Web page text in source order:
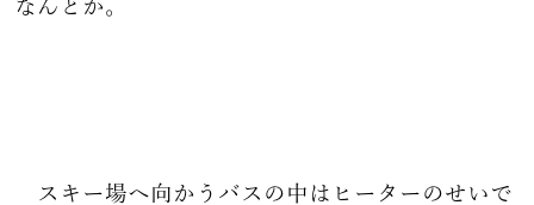
タカコ BEFORE AFTER
なんとか。
スキー場へ向かうバスの中はヒーターのせいで